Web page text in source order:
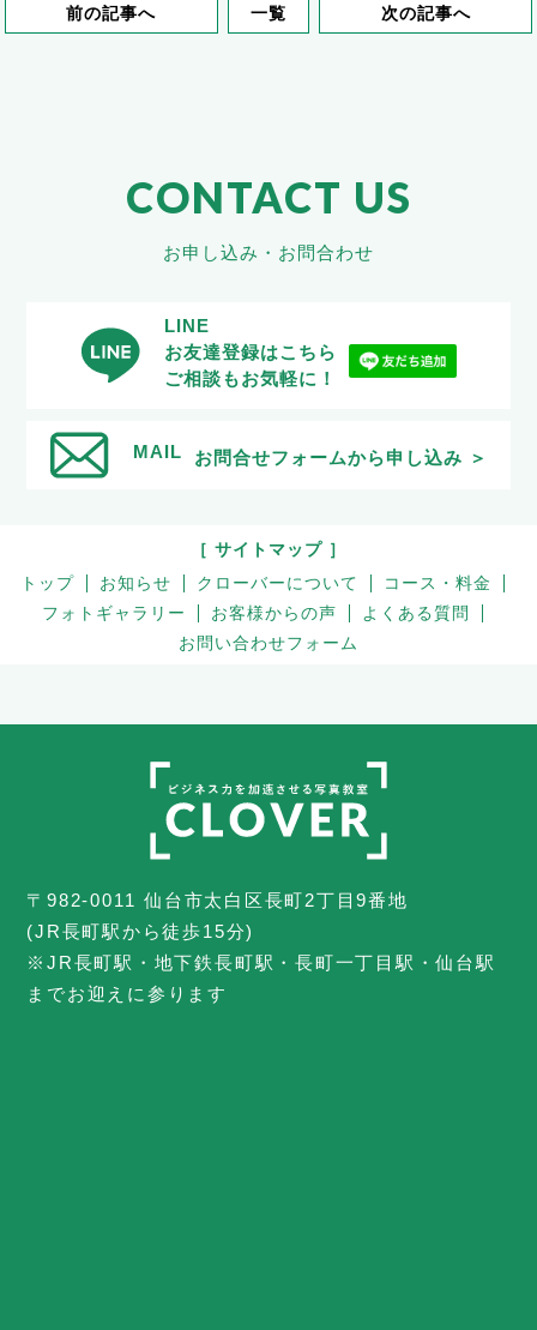
前の記事へ 一覧 次の記事へ
CONTACT US
お申し込み・お問合わせ
LINE
お友達登録はこちら
ご相談もお気軽に！
MAIL お問合せフォームから申し込み ＞
［ サイトマップ ］
トップ
お知らせ クローバーについて
コース・料金
フォトギャラリー
お客様からの声
よくある質問
お問い合わせフォーム
〒982-0011 仙台市太白区長町2丁目9番地
(JR長町駅から徒歩15分)
※JR長町駅・地下鉄長町駅・長町一丁目駅・仙台駅
までお迎えに参ります